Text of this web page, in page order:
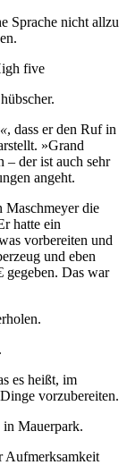
Sprache nicht allzu
five
, dass er den Ruf in
»Grand
– der ist auch sehr
angeht.
Maschmeyer die
hatte ein
vorbereiten und
und eben
gegeben. Das war
es heißt, im
vorzubereiten.
Mauerpark.
Aufmerksamkeit